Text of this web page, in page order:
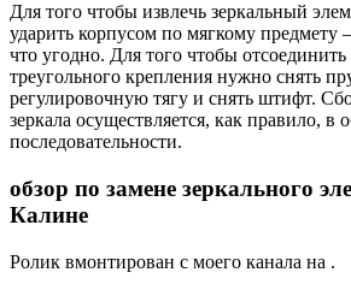
Для того чтобы извлечь зеркальный
ударить корпусом по мягкому предмету
что угодно. Для того чтобы отсоединить
треугольного крепления нужно снять
регулировочную тягу и снять штифт.
зеркала осуществляется, как правило, в
последовательности.
обзор по замене зеркального
Калине
Ролик вмонтирован с моего канала на .